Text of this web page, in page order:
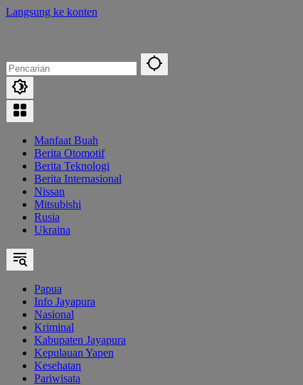
Langsung ke konten
Manfaat Buah
Berita Otomotif
Berita Teknologi
Berita Internasional
Nissan
Mitsubishi
Rusia
Ukraina
Papua
Info Jayapura
Nasional
Kriminal
Kabupaten Jayapura
Kepulauan Yapen
Kesehatan
Pariwisata